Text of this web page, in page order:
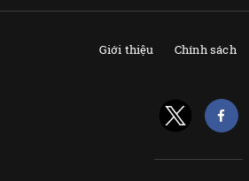
Giới thiệu Chính sách